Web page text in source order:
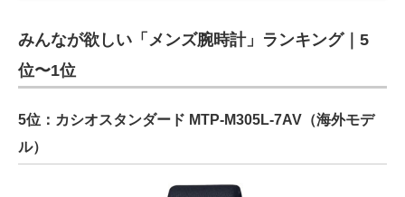
みんなが欲しい「メンズ腕時計」ランキング｜5
位〜1位
5位：カシオスタンダード MTP-M305L-7AV（海外モデ
ル）